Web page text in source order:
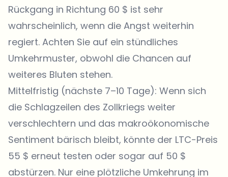
Rückgang in Richtung 60 $ ist sehr
wahrscheinlich, wenn die Angst weiterhin
regiert. Achten Sie auf ein stündliches
Umkehrmuster, obwohl die Chancen auf
weiteres Bluten stehen.
Mittelfristig (nächste 7–10 Tage): Wenn sich
die Schlagzeilen des Zollkriegs weiter
verschlechtern und das makroökonomische
Sentiment bärisch bleibt, könnte der LTC-Preis
55 $ erneut testen oder sogar auf 50 $
abstürzen. Nur eine plötzliche Umkehrung im